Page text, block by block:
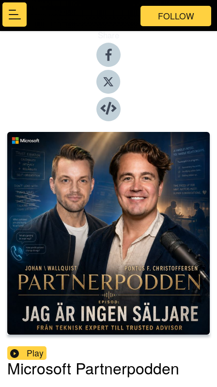
FOLLOW
Share
Play
Microsoft Partnerpodden